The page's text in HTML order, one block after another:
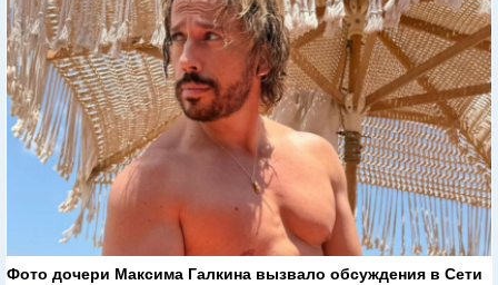
Фото дочери Максима Галкина вызвало обсуждения в Сети